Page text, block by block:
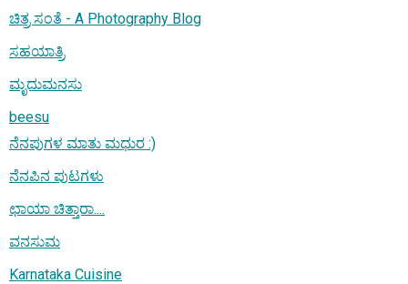
ಚಿತ್ರ ಸಂತೆ - A Photography Blog
ಸಹಯಾತ್ರಿ
ಮೃದುಮನಸು
beesu
ನೆನಪುಗಳ ಮಾತು ಮಧುರ :)
ನೆನಪಿನ ಪುಟಗಳು
ಛಾಯಾ ಚಿತ್ತಾರಾ....
ವನಸುಮ
Karnataka Cuisine